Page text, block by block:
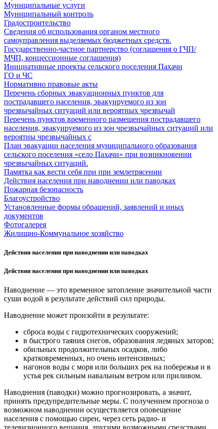
Муниципальные услуги
Муниципальный контроль
Градостроительство
Сведения об использования органом местного
самоуправления выделяемых бюджетных средств.
Государственно-частное партнерство (соглашения о ГЧП/
МЧП, концессионные соглашения)
Инициативные проекты сельского поселения Пахачи
ГО и ЧС
Нормативно правовые акты
Перечень сборных эвакуационных пунктов для
пострадавшего населения, эвакуируемого из зон
чрезвычайных ситуаций или вероятных чрезвычай
Перечень пунктов временного размещения пострадавшего
населения, эвакуируемого из зон чрезвычайных ситуаций или
вероятны чрезвычайных с
План эвакуации населения муниципального образования
сельского поселения «село Пахачи» при возникновении
чрезвычайных ситуаций.
Памятка как вести себя при при землетрясении
Действия населения при наводнении или паводках
Пожарная безопасность
Благоустройство
Установленные формы обращений, заявлений и иных
документов
Фотогалерея
Жилищно-Коммунальное хозяйство
Действия населения при наводнении или паводках
Действия населения при наводнении или паводках
Наводнение — это временное затопление значительной части
суши водой в результате действий сил природы.
Наводнение может произойти в результате:
сброса воды с гидротехнических сооружений;
в быстрого таяния снегов, образования ледяных заторов;
обильных продолжительных осадков, либо
кратковременных, но очень интенсивных;
нагонов воды с моря или больших рек на побережья и в
устья рек сильным навальным ветром или приливом.
Наводнения (паводки) можно прогнозировать, а значит,
принять предупредительные меры. С получением прогноза о
возможном наводнении осуществляется оповещение
населения с помощью сирен, через сеть радио- и